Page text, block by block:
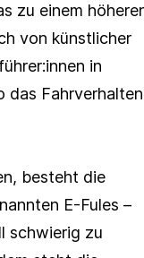
zu einem
von künstlicher
in
das Fahrverhalten
besteht die
E-Fules –
schwierig zu